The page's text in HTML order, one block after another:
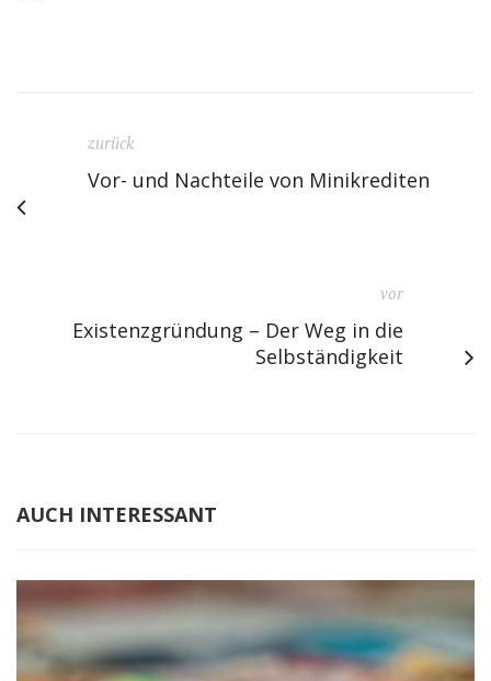
zurück
Vor- und Nachteile von Minikrediten
vor
Existenzgründung – Der Weg in die
Selbständigkeit
AUCH INTERESSANT